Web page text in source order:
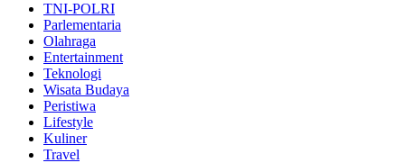
TNI-POLRI
Parlementaria
Olahraga
Entertainment
Teknologi
Wisata Budaya
Peristiwa
Lifestyle
Kuliner
Travel